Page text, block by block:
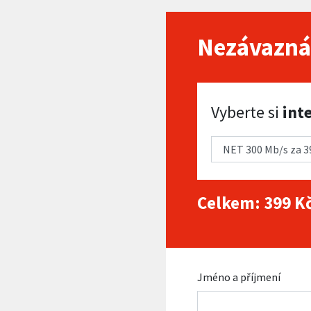
Vyberte si internet
Vyberte si
Celkem: 399
Jméno a příjmení